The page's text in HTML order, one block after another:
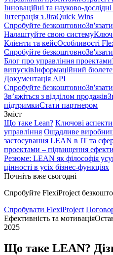
Інноваційні та науково-
Інтеграція з JiraQuick Wins
Спробуйте безкоштовно
Налаштуйте свою систему
Клієнти та кейсОсобливості
Спробуйте безкоштовно
Блог про управління проектами
випусківІнформаційний
Документація API
Спробуйте безкоштовно
Зв’яжіться з відділом продажів
підтримкиСтати партнером
Зміст
Що таке Lean? Ключові
управління Ощадливе
застосування LEAN в ІТ та
проектами – підвищення
Резюме: LEAN як філософія
цінності в усіх бізнес-функціях
Почніть вже сьогодні
Спробуйте FlexiProject
Спробувати FlexiProject
Ефективність та мотивація
2025
Що таке LEAN?